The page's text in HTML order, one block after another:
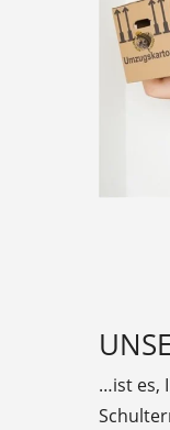
…ist es,